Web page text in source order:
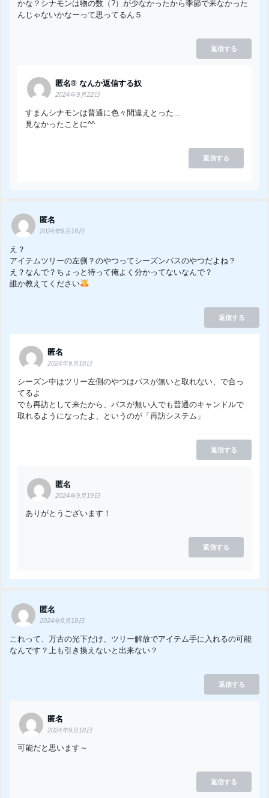
かな？シナモンは物の数（?）が少なかったから季節で来なかった
んじゃないかなーって思ってるん５
返信する
匿名®️ なんか返信する奴
2024年9月22日
すまんシナモンは普通に色々間違えとった…
見なかったことに^^
返信する
匿名
2024年9月18日
え？
アイテムツリーの左側？のやつってシーズンパスのやつだよね？
え？なんで？ちょっと待って俺よく分かってないなんで？
誰か教えてください
返信する
匿名
2024年9月18日
シーズン中はツリー左側のやつはパスが無いと取れない、で合っ
てるよ
でも再訪として来たから、パスが無い人でも普通のキャンドルで
取れるようになったよ、というのが「再訪システム」
返信する
匿名
2024年9月19日
ありがとうございます！
返信する
匿名
2024年9月18日
これって、万古の光下だけ、ツリー解放でアイテム手に入れるの可能
なんです？上も引き換えないと出来ない？
返信する
匿名
2024年9月18日
可能だと思います～
返信する